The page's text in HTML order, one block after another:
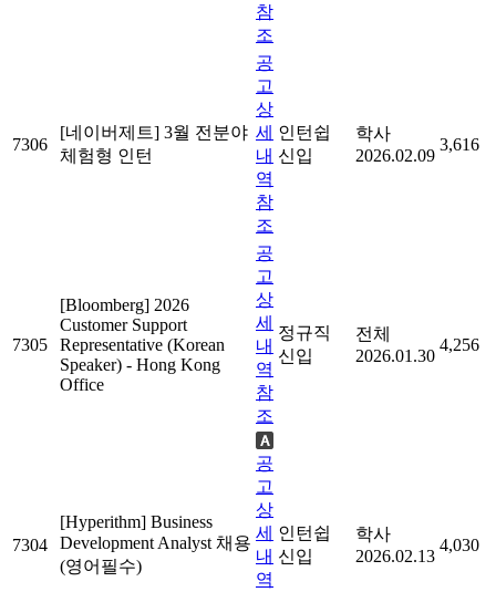
참
조
7306
[네이버제트] 3월 전분야
체험형 인턴
공
고
상
세
내
역
참
조
인턴쉽
신입
학사
2026.02.09
3,616
7305
[Bloomberg] 2026
Customer Support
Representative (Korean
Speaker) - Hong Kong
Office
공
고
상
세
내
역
참
조
정규직
신입
전체
2026.01.30
4,256
7304
[Hyperithm] Business
Development Analyst 채용
(영어필수)
공
고
상
세
내
역
인턴쉽
신입
학사
2026.02.13
4,030